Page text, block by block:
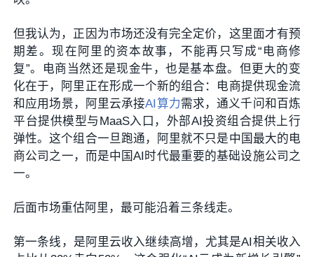
但我认为，正因为市场还没有完全定价，这里面才有预
期差。现在阿里的资本故事，不能再只写成“电商修
复”。电商当然还是现金牛，也是基本盘。但更大的变
化在于，阿里正在形成一个新的组合：电商提供现金流
和应用场景，阿里云承接AI算力需求，通义千问和百炼
平台提供模型与MaaS入口，外部AI投资组合提供上行
弹性。这个组合一旦跑通，阿里就不只是中国最大的电
商公司之一，而是中国AI时代最重要的基础设施公司之
一。
后面市场重估阿里，最可能沿着三条线走。
第一条线，是阿里云收入继续高增，尤其是AI相关收入